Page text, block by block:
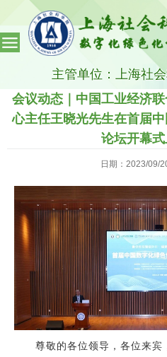
主管单位：上海社
会议动态｜中国工业经济
心主任王晓光先生在首届
论坛开幕
日期：2023/09/
尊敬的各位领导，各位来宾